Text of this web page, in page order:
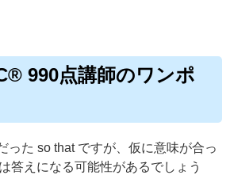
990点講師のワンポ
った so that ですが、仮に意味が合っ
答えになる可能性があるでしょう